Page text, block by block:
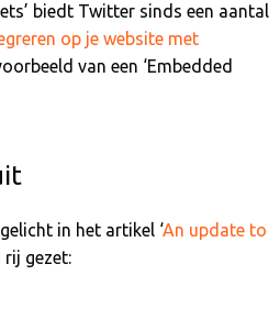
biedt Twitter sinds een aantal
op je website met
van een ‘Embedded
in het artikel ‘An update to
rij gezet: